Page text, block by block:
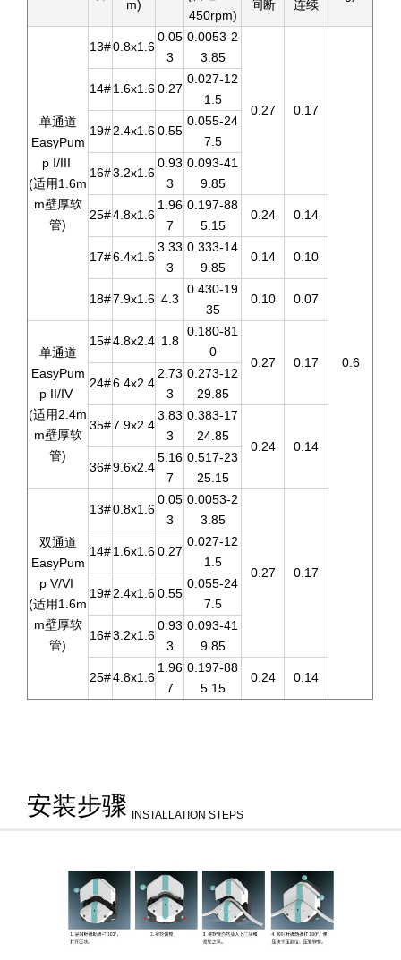
m)
450rpm)
间断 连续
单通道
EasyPum
p I/III
(适用1.6m
m壁厚软
管)
13#0.8x1.6
0.05
3
0.0053-2
3.85
0.27 0.17
0.6
14#1.6x1.60.27
0.027-12
1.5
19#2.4x1.60.55
0.055-24
7.5
16#3.2x1.6
0.93
3
0.093-41
9.85
25#4.8x1.6
1.96
7
0.197-88
5.15
0.24 0.14
17#6.4x1.6
3.33
3
0.333-14
9.85
0.14 0.10
18#7.9x1.6 4.3
0.430-19
35
0.10 0.07
单通道
EasyPum
p II/IV
(适用2.4m
m壁厚软
管)
15#4.8x2.4 1.8
0.180-81
0
0.27
0.17
24#6.4x2.4
2.73
3
0.273-12
29.85
35#7.9x2.4
3.83
3
0.383-17
24.85
0.24
0.14
36#9.6x2.4
5.16
7
0.517-23
25.15
双通道
EasyPum
p V/VI
(适用1.6m
m壁厚软
管)
13#0.8x1.6
0.05
3
0.0053-2
3.85
0.27 0.17
14#1.6x1.60.27
0.027-12
1.5
19#2.4x1.60.55
0.055-24
7.5
16#3.2x1.6
0.93
3
0.093-41
9.85
25#4.8x1.6
1.96
7
0.197-88
5.15
0.24 0.14
安装步骤 INSTALLATION STEPS